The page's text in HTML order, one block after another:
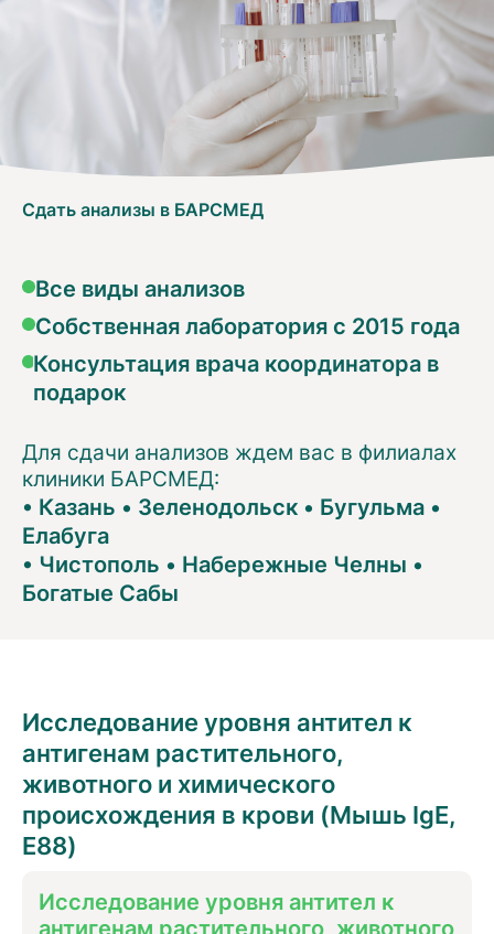
Сдать анализы в БАРСМЕД
Все виды анализов
Собственная лаборатория с 2015 года
Консультация врача координатора в
подарок
Для сдачи анализов ждем вас в филиалах
клиники БАРСМЕД:
• Казань • Зеленодольск • Бугульма •
Елабуга
• Чистополь • Набережные Челны •
Богатые Сабы
Исследование уровня антител к
антигенам растительного,
животного и химического
происхождения в крови (Мышь IgE,
E88)
Исследование уровня антител к
антигенам растительного, животного